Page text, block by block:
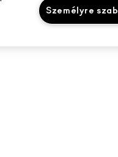
Személyre